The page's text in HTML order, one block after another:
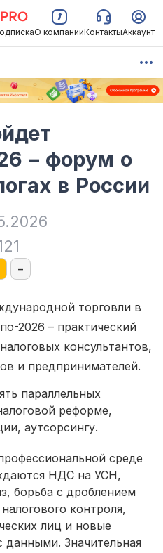
О компанииКонтактыАккаунт
– форум о
в России
–
торговли в
2026 – практический
консультантов,
и предпринимателей.
параллельных
реформе,
аутсорсингу.
среде
НДС на УСН,
борьба с дроблением
контроля,
лиц и новые
Значительная